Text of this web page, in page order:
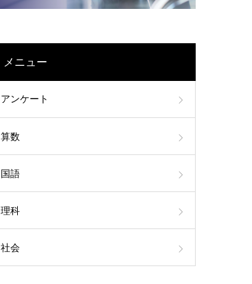
メニュー
アンケート
算数
国語
理科
社会